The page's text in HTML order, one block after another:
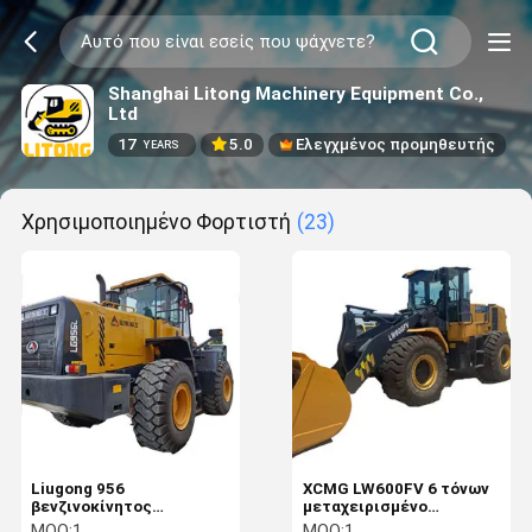
Shanghai Litong Machinery Equipment Co.,
Ltd
17 YEARS 5.0 Ελεγχμένος προμηθευτής
Χρησιμοποιημένο Φορτιστή (23)
Liugong 956
βενζινοκίνητος
μεταχειρισμένος τροχός
XCMG LW600FV 6 τόνων
μεταχειρισμένο
φορτιστή Μεσαίου